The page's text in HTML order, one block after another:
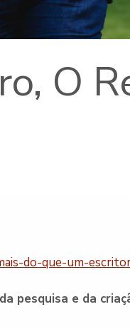
O
do-que-um-
pesquisa e da